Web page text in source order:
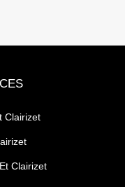
Clairizet
Clairizet